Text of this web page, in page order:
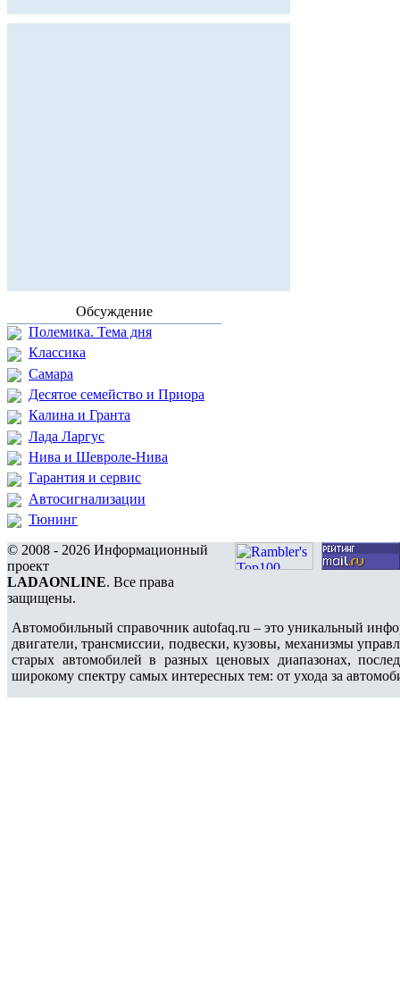
Обсуждение
Полемика. Тема дня
Классика
Самара
Десятое семейство и Приора
Калина и Гранта
Лада Ларгус
Нива и Шевроле-Нива
Гарантия и сервис
Автосигнализации
Тюнинг
© 2008 - 2026 Информационный
проект
LADAONLINE. Все права
защищены.
Автомобильный справочник autofaq.ru – это уникальный
двигатели, трансмиссии, подвески, кузовы, механизмы
старых автомобилей в разных ценовых диапазонах,
широкому спектру самых интересных тем: от ухода за